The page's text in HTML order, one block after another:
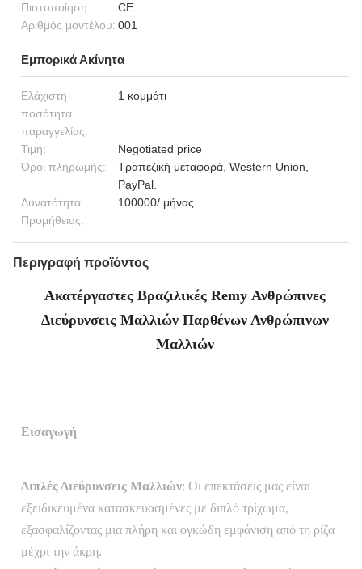
Πιστοποίηση:
CE
Αριθμός μοντέλου: 001
Εμπορικά Ακίνητα
Ελάχιστη
ποσότητα
παραγγελίας:
1 κομμάτι
Τιμή:
Negotiated price
Όροι πληρωμής:
Τραπεζική μεταφορά, Western Union,
PayPal.
Δυνατότητα
Προμήθειας:
100000/ μήνας
Περιγραφή προϊόντος
Ακατέργαστες Βραζιλικές Remy Ανθρώπινες
Διεύρυνσεις Μαλλιών Παρθένων Ανθρώπινων
Μαλλιών
Εισαγωγή
Διπλές Διεύρυνσεις Μαλλιών: Οι επεκτάσεις μας είναι
εξειδικευμένα κατασκευασμένες με διπλό τρίχωμα,
εξασφαλίζοντας μια πλήρη και ογκώδη εμφάνιση από τη ρίζα
μέχρι την άκρη.